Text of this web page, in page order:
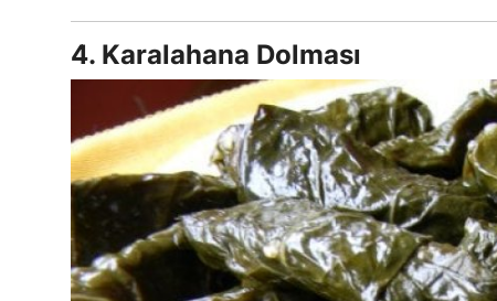
4. Karalahana Dolması